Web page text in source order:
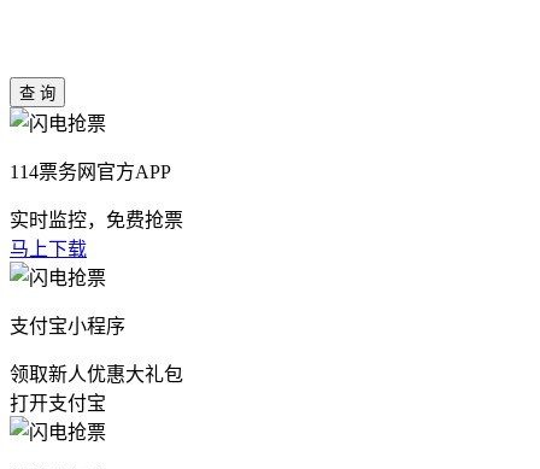
114票务网官方APP
实时监控，免费抢票
马上下载
支付宝小程序
领取新人优惠大礼包
打开支付宝